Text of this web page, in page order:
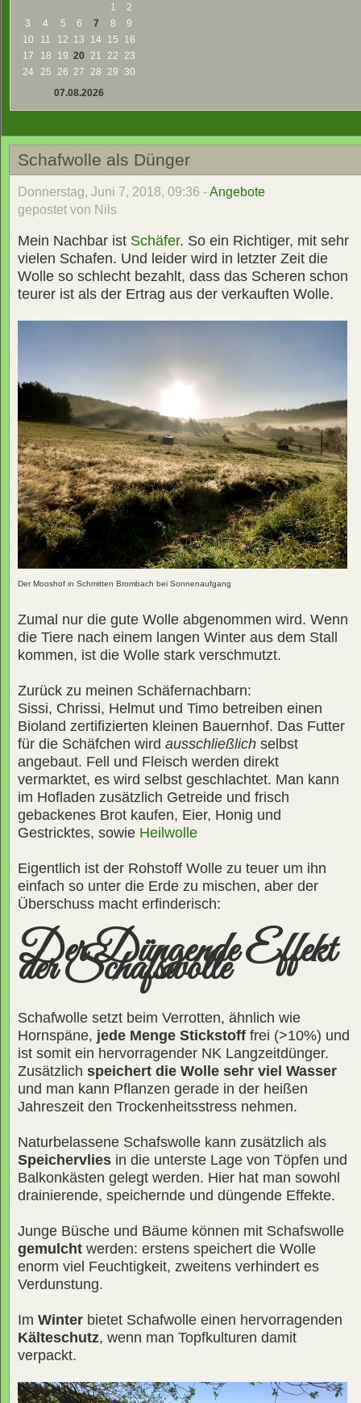
1
2
3
4 5 6 7 8
9
10
11 12 13 14 15
16
17
18 19 20 21 22 23
24
25 26 27 28 29 30
07.08.2026
Schafwolle als Dünger
Donnerstag, Juni 7, 2018, 09:36 -Angebote
gepostet von Nils
Mein Nachbar ist Schäfer. So ein Richtiger, mit sehr
vielen Schafen. Und leider wird in letzter Zeit die
Wolle so schlecht bezahlt, dass das Scheren schon
teurer ist als der Ertrag aus der verkauften Wolle.
Der Mooshof in Schmitten Brombach bei Sonnenaufgang
Zumal nur die gute Wolle abgenommen wird. Wenn
die Tiere nach einem langen Winter aus dem Stall
kommen, ist die Wolle stark verschmutzt.
Zurück zu meinen Schäfernachbarn:
Sissi, Chrissi, Helmut und Timo betreiben einen
Bioland zertifizierten kleinen Bauernhof. Das Futter
für die Schäfchen wird ausschließlich selbst
angebaut. Fell und Fleisch werden direkt
vermarktet, es wird selbst geschlachtet. Man kann
im Hofladen zusätzlich Getreide und frisch
gebackenes Brot kaufen, Eier, Honig und
Gestricktes, sowie Heilwolle
Eigentlich ist der Rohstoff Wolle zu teuer um ihn
einfach so unter die Erde zu mischen, aber der
Überschuss macht erfinderisch:
Der Düngende Effekt
der Schafswolle
Schafwolle setzt beim Verrotten, ähnlich wie
Hornspäne, jede Menge Stickstoff frei (>10%) und
ist somit ein hervorragender NK Langzeitdünger.
Zusätzlich speichert die Wolle sehr viel Wasser
und man kann Pflanzen gerade in der heißen
Jahreszeit den Trockenheitsstress nehmen.
Naturbelassene Schafswolle kann zusätzlich als
Speichervlies in die unterste Lage von Töpfen und
Balkonkästen gelegt werden. Hier hat man sowohl
drainierende, speichernde und düngende Effekte.
Junge Büsche und Bäume können mit Schafswolle
gemulcht werden: erstens speichert die Wolle
enorm viel Feuchtigkeit, zweitens verhindert es
Verdunstung.
Im Winter bietet Schafwolle einen hervorragenden
Kälteschutz, wenn man Topfkulturen damit
verpackt.